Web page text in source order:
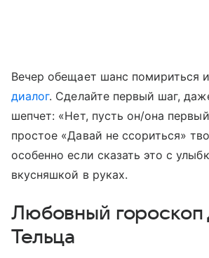
Вечер обещает шанс помириться и
диалог. Сделайте первый шаг,
шепчет: «Нет, пусть он/она
простое «Давай не ссориться»
особенно если сказать это с
вкусняшкой в руках.
Любовный гороскоп
Тельца